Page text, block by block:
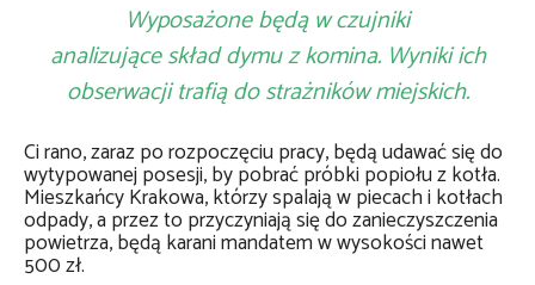
Wyposażone będą w czujniki
analizujące skład dymu z komina. Wyniki ich
obserwacji trafią do strażników miejskich.
Ci rano, zaraz po rozpoczęciu pracy, będą udawać się do
wytypowanej posesji, by pobrać próbki popiołu z kotła.
Mieszkańcy Krakowa, którzy spalają w piecach i kotłach
odpady, a przez to przyczyniają się do zanieczyszczenia
powietrza, będą karani mandatem w wysokości nawet
500 zł.